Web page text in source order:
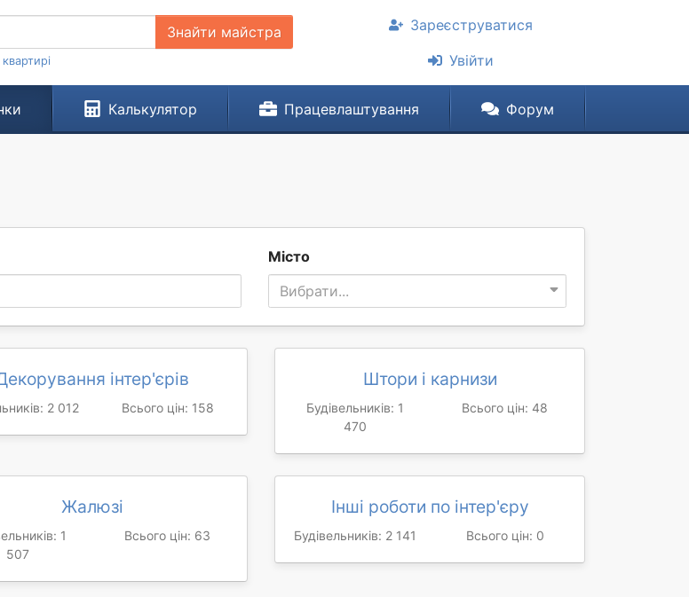
Знайти майстра
Зареєструватися
Увійти
Калькулятор Працевлаштування Форум
Місто
Вибрати...
інтер'єрів
2 012 Всього цін: 158
Штори і карнизи
Будівельників: 1
470
Всього цін: 48
Жалюзі
1
507
Всього цін: 63
Інші роботи по інтер'єру
Будівельників: 2 141 Всього цін: 0